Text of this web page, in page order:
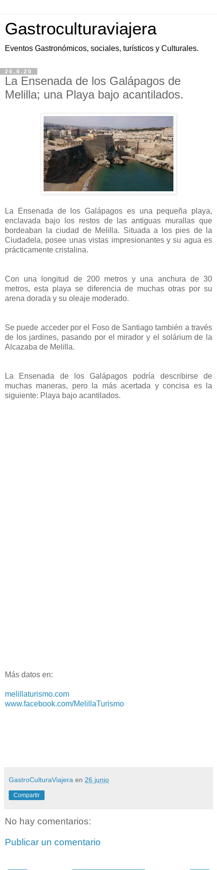
Gastroculturaviajera
Eventos Gastronómicos, sociales, turísticos y Culturales.
26.6.20
La Ensenada de los Galápagos de
Melilla; una Playa bajo acantilados.
La Ensenada de los Galápagos es una pequeña playa,
enclavada bajo los restos de las antiguas murallas que
bordeaban la ciudad de Melilla. Situada a los pies de la
Ciudadela, posee unas vistas impresionantes y su agua es
prácticamente cristalina.
Con una longitud de 200 metros y una anchura de 30
metros, esta playa se diferencia de muchas otras por su
arena dorada y su oleaje moderado.
Se puede acceder por el Foso de Santiago también a través
de los jardines, pasando por el mirador y el solárium de la
Alcazaba de Melilla.
La Ensenada de los Galápagos podría describirse de
muchas maneras, pero la más acertada y concisa es la
siguiente: Playa bajo acantilados.
Más datos en:
melillaturismo.com
www.facebook.com/MelillaTurismo
GastroCulturaViajera en 26 junio
Compartir
No hay comentarios:
Publicar un comentario